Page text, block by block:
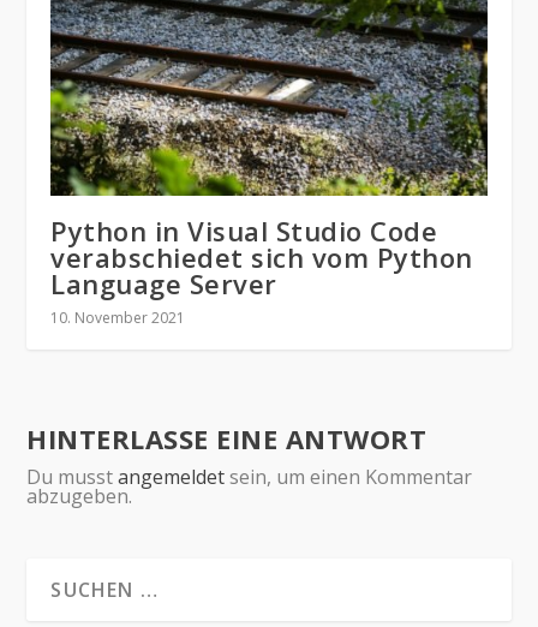
Python in Visual Studio Code
verabschiedet sich vom Python
Language Server
10. November 2021
HINTERLASSE EINE ANTWORT
Du musstangemeldetsein, um einen Kommentar
abzugeben.